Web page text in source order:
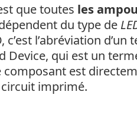
que toutes les
du type de
c’est l’abréviation d’un
Device, qui est un
est
imprimé.